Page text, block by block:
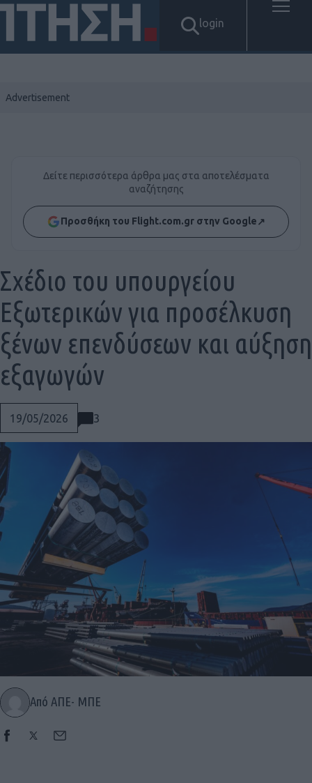
login
Δείτε περισσότερα άρθρα μας στα αποτελέσματα
αναζήτησης
Προσθήκη του Flight.com.gr στην Google↗
19/05/2026 3
Σχέδιο του υπουργείου
Εξωτερικών για προσέλκυση
ξένων επενδύσεων και αύξηση
εξαγωγών
Από ΑΠΕ- ΜΠΕ